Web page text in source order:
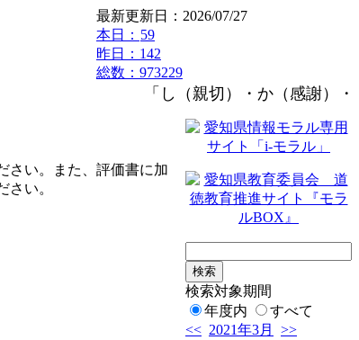
最新更新日：2026/07/27
本日： 59
昨日：142
総数：973229
「し（親切）・か（感謝）・つ
い。また、評価書に加
い。
検索対象期間
年度内
すべて
<< 2021年3月
>>